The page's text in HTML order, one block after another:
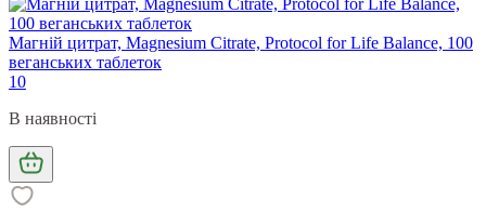
Магній цитрат, Magnesium Citrate, Protocol for Life Balance, 100
веганських таблеток
10
В наявності